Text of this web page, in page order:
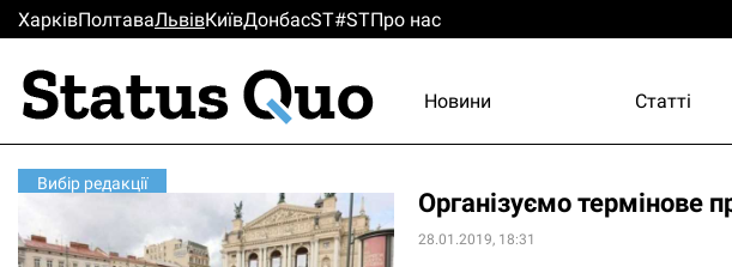
ХарківПолтаваЛьвiвКиïвДонбасST#STПро нас
Новини Статті
Вибір редакції
Організуємо термінове
28.01.2019, 18:31